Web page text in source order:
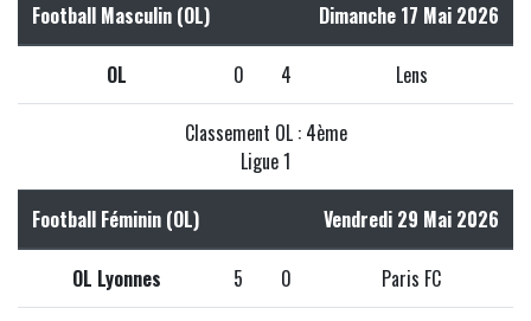
Football Masculin (OL) Dimanche 17 Mai 2026
OL 0 4 Lens
Classement OL : 4ème
Ligue 1
Football Féminin (OL) Vendredi 29 Mai 2026
OL Lyonnes 5 0 Paris FC